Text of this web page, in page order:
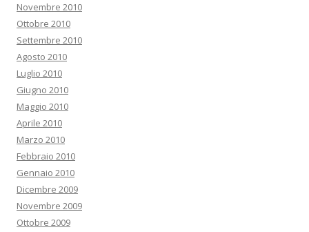
Novembre 2010
Ottobre 2010
Settembre 2010
Agosto 2010
Luglio 2010
Giugno 2010
Maggio 2010
Aprile 2010
Marzo 2010
Febbraio 2010
Gennaio 2010
Dicembre 2009
Novembre 2009
Ottobre 2009